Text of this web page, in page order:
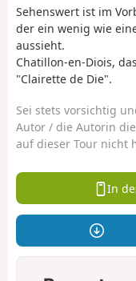
Sehenswert ist im
der ein wenig wie
aussieht.
Chatillon-en-Diois,
"Clairette de Die".
Sei stets vorsichtig
Autor / die Autorin
auf dieser Tour nicht
In